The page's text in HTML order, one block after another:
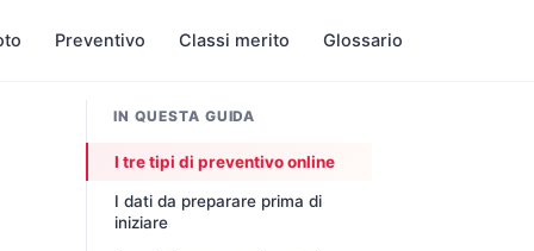
Preventivo Classi merito Glossario
IN QUESTA GUIDA
I tre tipi di preventivo online
I dati da preparare prima di
iniziare